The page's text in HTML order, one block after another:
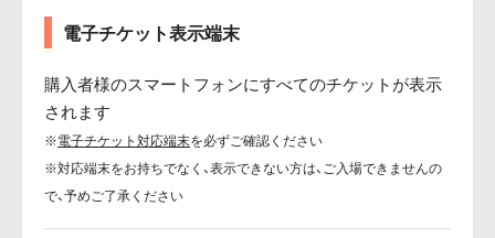
電子チケット表示端末
購入者様のスマートフォンにすべてのチケットが表示
されます
※電子チケット対応端末を必ずご確認ください
※対応端末をお持ちでなく、表示できない方は、ご入場できませんの
で、予めご了承ください